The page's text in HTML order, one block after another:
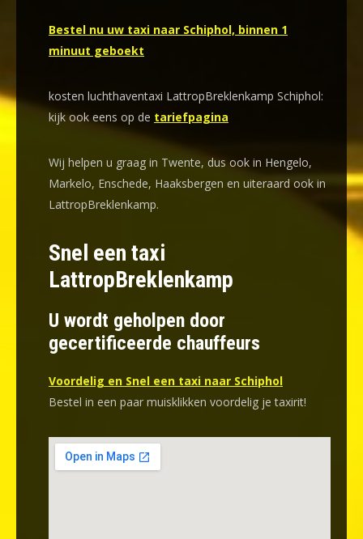
Bestel nu uw taxi naar Schiphol, binnen 1
minuut geboekt
kosten luchthaventaxi LattropBreklenkamp Schiphol:
kijk ook eens op de tariefpagina
Wij helpen u graag in Twente, dus ook in Hengelo,
Markelo, Enschede, Haaksbergen en uiteraard ook in
LattropBreklenkamp.
Snel een taxi
LattropBreklenkamp
U wordt geholpen door
gecertificeerde chauffeurs
Voordelig en Snel een taxi naar Schiphol
Bestel in een paar muisklikken voordelig je taxirit!